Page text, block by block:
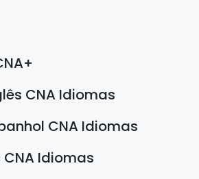
CNA Idiomas
CNA Idiomas
Idiomas